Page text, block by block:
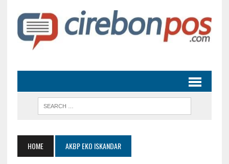
HOME AKBP EKO ISKANDAR